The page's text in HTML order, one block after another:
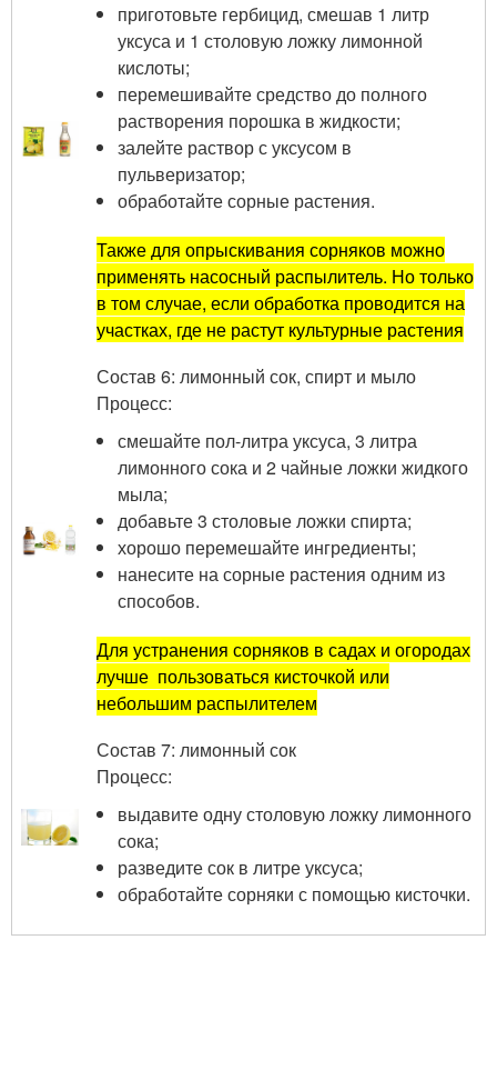
приготовьте гербицид, смешав 1 литр
уксуса и 1 столовую ложку лимонной
кислоты;
перемешивайте средство до полного
растворения порошка в жидкости;
залейте раствор с уксусом в
пульверизатор;
обработайте сорные растения.
Также для опрыскивания сорняков можно
применять насосный распылитель. Но только
в том случае, если обработка проводится на
участках, где не растут культурные растения
Состав 6: лимонный сок, спирт и мыло
Процесс:
смешайте пол-литра уксуса, 3 литра
лимонного сока и 2 чайные ложки жидкого
мыла;
добавьте 3 столовые ложки спирта;
хорошо перемешайте ингредиенты;
нанесите на сорные растения одним из
способов.
Для устранения сорняков в садах и огородах
лучше пользоваться кисточкой или
небольшим распылителем
Состав 7: лимонный сок
Процесс:
выдавите одну столовую ложку лимонного
сока;
разведите сок в литре уксуса;
обработайте сорняки с помощью кисточки.